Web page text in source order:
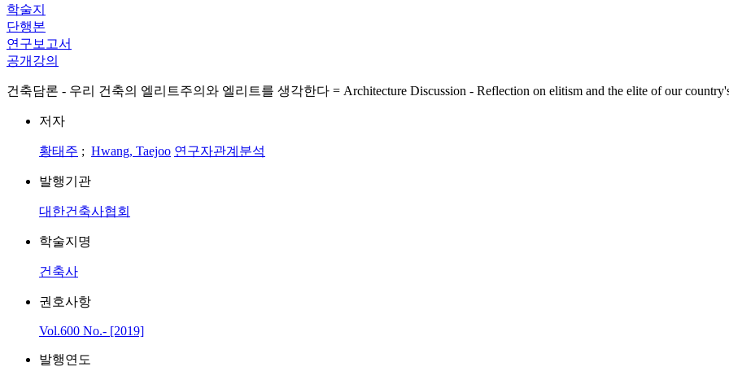
학술지
단행본
연구보고서
공개강의
건축담론 - 우리 건축의 엘리트주의와 엘리트를 생각한다 = Architecture Discussion - Reflection on elitism and the elite of our
저자
황태주 ; Hwang, Taejoo 연구자관계분석
발행기관
대한건축사협회
학술지명
건축사
권호사항
Vol.600 No.- [2019]
발행연도